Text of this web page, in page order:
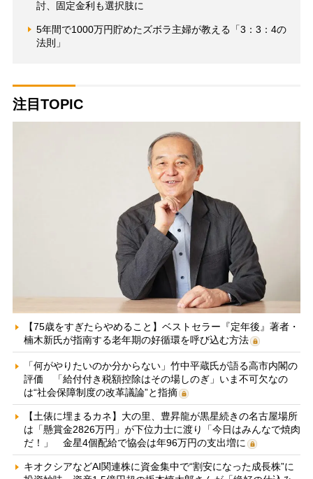
討、固定金利も選択肢に
5年間で1000万円貯めたズボラ主婦が教える「3：3：4の
法則」
注目TOPIC
【75歳をすぎたらやめること】ベストセラー『定年後』著者・
楠木新氏が指南する老年期の好循環を呼び込む方法
「何がやりたいのか分からない」竹中平蔵氏が語る高市内閣の
評価 「給付付き税額控除はその場しのぎ」いま不可欠なの
は“社会保障制度の改革議論”と指摘
【土俵に埋まるカネ】大の里、豊昇龍が黒星続きの名古屋場所
は「懸賞金2826万円」が下位力士に渡り「今日はみんなで焼肉
だ！」 金星4個配給で協会は年96万円の支出増に
キオクシアなどAI関連株に資金集中で“割安になった成長株”に